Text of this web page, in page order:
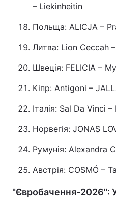
– Liekinheitin
Польща: ALICJA –
Литва: Lion Ceccah
Швеція: FELICIA –
Кіпр: Antigoni –
Італія: Sal Da Vinci
Норвегія: JONAS
Румунія: Alexandra
Австрія: COSMÓ –
"Євробачення-2026":